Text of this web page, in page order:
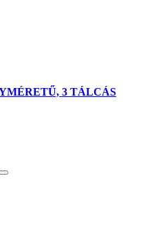
3 TÁLCÁS